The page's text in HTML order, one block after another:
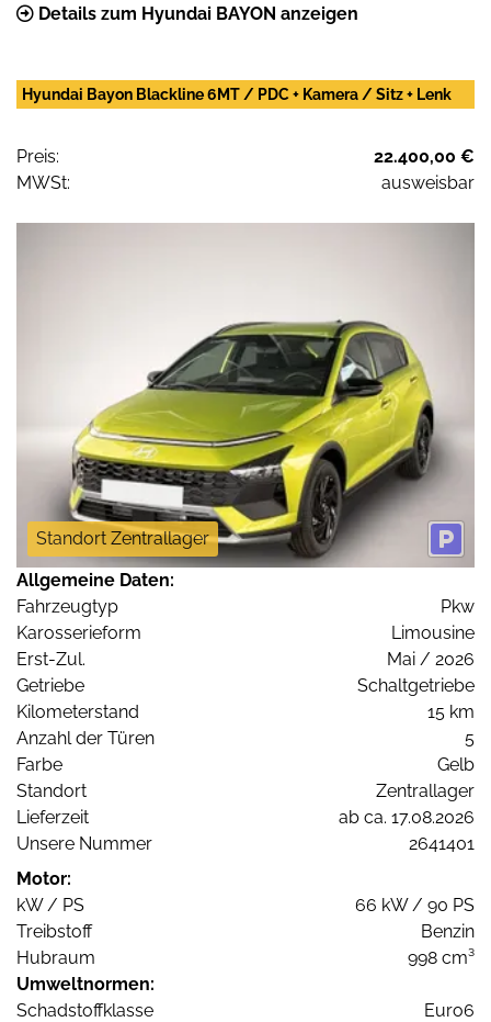
Details zum Hyundai BAYON anzeigen
Hyundai Bayon Blackline 6MT / PDC + Kamera / Sitz + Lenk
Preis:
22.400,00 €
MWSt:
ausweisbar
Standort Zentrallager
Allgemeine Daten:
Fahrzeugtyp
Pkw
Karosserieform
Limousine
Erst-Zul.
Mai / 2026
Getriebe
Schaltgetriebe
Kilometerstand
15 km
Anzahl der Türen
5
Farbe
Gelb
Standort
Zentrallager
Lieferzeit
ab ca. 17.08.2026
Unsere Nummer
2641401
Motor:
kW / PS
66 kW / 90 PS
Treibstoff
Benzin
Hubraum
998 cm³
Umweltnormen:
Schadstoffklasse
Euro6